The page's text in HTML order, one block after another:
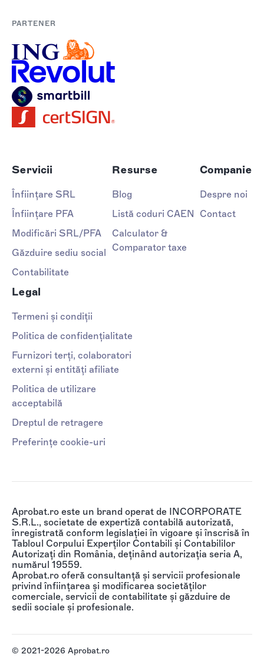
PARTENER
Servicii
Înființare SRL
Înființare PFA
Modificări SRL/PFA
Găzduire sediu social
Contabilitate
Resurse
Blog
Listă coduri CAEN
Calculator &
Comparator taxe
Companie
Despre noi
Contact
Legal
Termeni și condiții
Politica de confidențialitate
Furnizori terți, colaboratori
externi și entități afiliate
Politica de utilizare
acceptabilă
Dreptul de retragere
Preferințe cookie-uri
Aprobat.ro este un brand operat de INCORPORATE
S.R.L., societate de expertiză contabilă autorizată,
înregistrată conform legislației în vigoare și înscrisă în
Tabloul Corpului Experților Contabili și Contabililor
Autorizați din România, deținând autorizația seria A,
numărul 19559.
Aprobat.ro oferă consultanță și servicii profesionale
privind înființarea și modificarea societăților
comerciale, servicii de contabilitate și găzduire de
sedii sociale și profesionale.
© 2021-2026 Aprobat.ro